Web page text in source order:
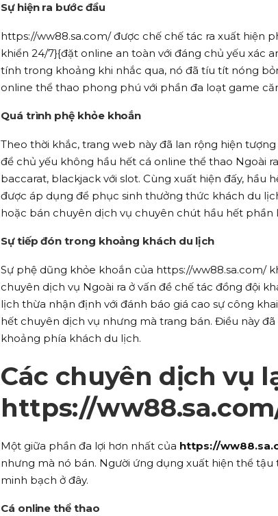
Sự hiện ra bước đầu
https://ww88.sa.com/ được chế chế tác ra xuất hiện
khiển 24/7}{đặt online an toàn với đáng chủ yếu xác
tính trong khoảng khi nhắc qua, nó đã tíu tít nóng
online thể thao phong phú với phần đa loạt game
Quá trình phệ khỏe khoắn
Theo thời khắc, trang web này đã lan rộng hiện
để chủ yếu không hầu hết cá online thể thao Ngoài
baccarat, blackjack với slot. Cùng xuất hiện đấy, hầu
được áp dụng để phục sinh thưởng thức khách du
hoặc bán chuyên dịch vụ chuyên chút hầu hết phần
Sự tiếp đón trong khoảng khách du lịch
Sự phệ dũng khỏe khoắn của https://ww88.sa.com/
chuyên dịch vụ Ngoài ra ở vấn đề chế tác đồng đội
lịch thừa nhận định với đánh báo giá cao sự công
hết chuyên dịch vụ nhưng mà trang bán. Điều này
khoảng phía khách du lịch.
Các chuyên dịch vụ
https://
Một giữa phần đa lợi hơn nhất của https://
nhưng mà nó bán. Người ứng dụng xuất hiện thể
minh bạch ở đây.
Cá online thể thao